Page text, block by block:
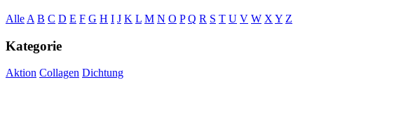
Alle A B C D E F G H I J K L M N O P Q R S T U V W X Y Z
Kategorie
Aktion Collagen Dichtung